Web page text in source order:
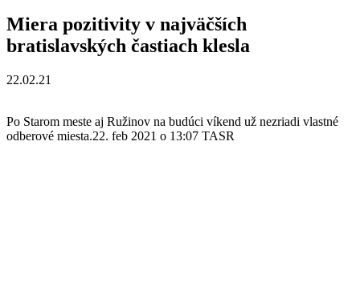
Miera pozitivity v najväčších
bratislavských častiach klesla
22.02.21
Po Starom meste aj Ružinov na budúci víkend už nezriadi vlastné
odberové miesta.22. feb 2021 o 13:07 TASR